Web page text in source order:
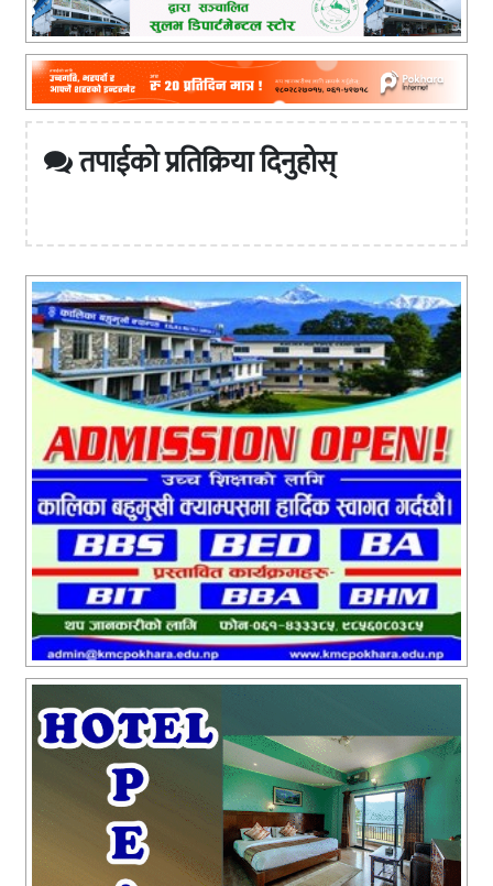
तपाईको प्रतिक्रिया दिनुहोस्